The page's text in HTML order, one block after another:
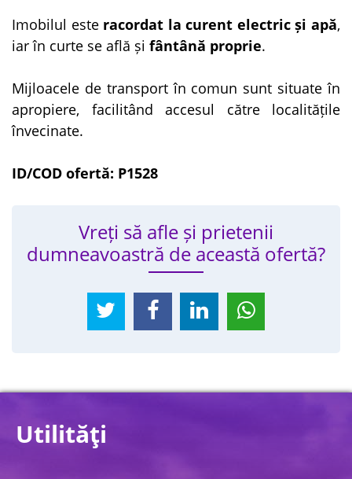
Imobilul este racordat la curent electric și apă,
iar în curte se află și fântână proprie.
Mijloacele de transport în comun sunt situate în
apropiere, facilitând accesul către localitățile
învecinate.
ID/COD ofertă: P1528
Vreți să afle și prietenii
dumneavoastră de această ofertă?
Utilităţi